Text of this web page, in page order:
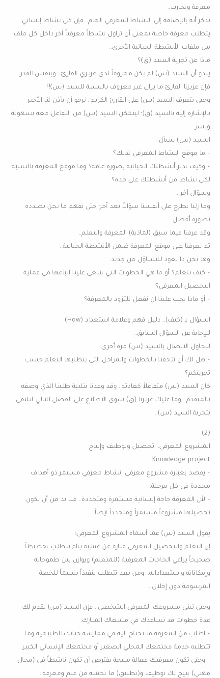
معرفة وتجارب..
تذكر أنه بالإضافة إلى النشاط المعرفي العام.. فإن كل نشاط إنساني
يتطلب معرفة خاصة بمعنى أن تزاول نشاطاً معرفياً آخر داخل كل ملف
من ملفات الأنشطة الحياتية الأخرى..
ماذا عن تجربة السيد (ق)؟
يبدو أن السيد (س) لم يكن معروفاً لدى عزيزي القارئ.. وبنفس القدر
فإن عزيزنا القارئ ما يزال غير معروف بالنسبة للسيد (س)!!
وحتى يتعرف السيد (س) على القارئ الكريم.. نرجو أن يأذن لنا الأخير
بالإشارة إليه بالسيد (ق)؛ ليتمكن السيد (س) من التفاعل معه بسهولة
ويسر..
السيد (س) يسأل:
– ما موقع النشاط المعرفي لديك؟
– وكيف تدير أنشطتك الحياتية بصورة عامة؟ وما موقع المعرفة بالنسبة
لكل نشاط من أنشطتك على حدة؟
وسؤال آخر ..
وما زلنا نطرح على أنفسنا سؤالاً بعد آخر؛ حتى نفهم ما نحن بصدده
بصورة أفضل..
وقد عرفنا فيما سبق (لماذية) المعرفة والتعلم..
ثم تعرفنا على موقع المعرفة ضمن الأنشطة الحياتية..
وها نحن ذا نعود للتساؤل من جديد:
– كيف نتعلم؟ أو ما هي الخطوات التي ينبغي علينا اتباعها في عملية
التحصيل المعرفي؟
– أو ماذا يجب علينا ان نفعل للتزود بالمعرفة؟
السؤال بـ (كيف).. دليل فهم وعلامة استعداد (How)
للإجابة عن السؤال السابق..
لنحاول الاتصال بالسيد (س) مرة أخرى:
– هل لك أن تتحفنا بالخطوات والمراحل التي يتطلبها التعلم حسب
تجربتكم؟
كان السيد (س) متفاعلاً كعادته.. وقد وعدنا بتلبية طلبنا الذي وصفه
بالمتقدم.. وما عليك عزيزنا (ق) سوى الاطلاع على الفصل التالي لتلتقي
بتجربة السيد (س)..
(2)
المشروع المعرفي.. تحصيل وتوظيف وإنتاج
Knowledge project
– يقصد بعبارة مشروع معرفي: نشاط معرفي مستمر ذو أهداف
محددة في كل مرحلة.
– لأن المعرفة حاجة إنسانية مستمرة ومتجددة.. فلا بد من أن يكون
تحصيلها مشروعاً مستمراً ومتجدداً ايضاً..
يقول السيد (س) عما أسماه المشروع المعرفي:
إن التعلم والتحصيل المعرفي عبارة عن عملية بناء تتطلب تخطيطاً
صحيحاً يراعي الحاجات المعرفية (للمتعلم) ويوازن بين طموحاته
وإمكاناته واستعداداته.. ومن بعد تتطلب تنفيذاً سليماً للخطة
المرسومة دون إخلال..
وحتى تبني مشروعك المعرفي الشخصي.. فإن السيد (س) يقدم لك
عدة خطوات قد تساعدك في مسعاك المبارك:
– اطلب من المعرفة ما تحتاج اليه في ممارسة حياتك الطبيعية وما
تتطلبه خدمة مجتمعك المحلي الصغير أو مجتمعك الإنساني الكبير.
– وحتى تكون معرفتك فعالة منتجة يفترض أن تكون ناشطاً في (مجال
مهني) يتيح لك توظيف و(تطبيق) ما تحمله من علم ومعرفة..